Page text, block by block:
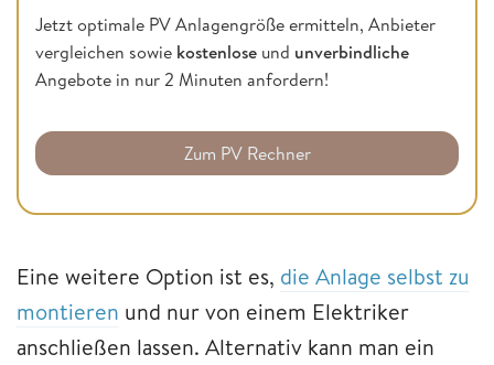
Jetzt optimale PV Anlagengröße ermitteln, Anbieter
vergleichen sowie kostenlose und unverbindliche
Angebote in nur 2 Minuten anfordern!
Zum PV Rechner
Eine weitere Option ist es, die Anlage selbst zu
montieren und nur von einem Elektriker
anschließen lassen. Alternativ kann man ein